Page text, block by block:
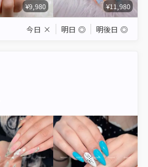
¥9,980 ¥11,980
今日 × 明日 ◎ 明後日 ◎